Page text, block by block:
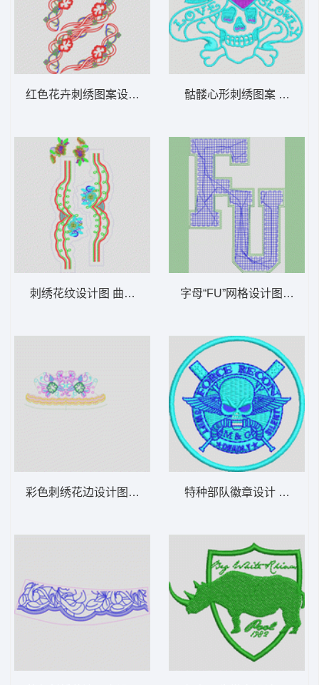
红色花卉刺绣图案设计 烫花朵
刺绣花纹设计图 曲线条
彩色刺绣花边设计图 裙边
骷髅心形刺绣图案 骷髅章
字母“FU”网格设计图 毛巾
特种部队徽章设计 骷髅章